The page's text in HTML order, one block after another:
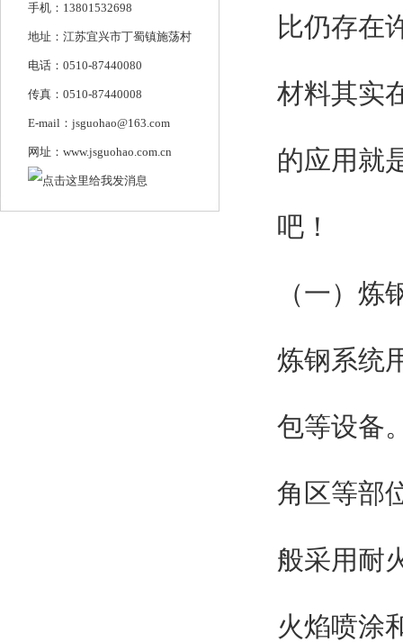
手机：13801532698
地址：江苏宜兴市丁蜀镇施荡村
电话：0510-87440080
传真：0510-87440008
E-mail：jsguohao@163.com
网址：www.jsguohao.com.cn
比仍存在
材料其实
的应用就
吧！
（一）炼
炼钢系统
包等设备
角区等部
般采用耐
火焰喷涂